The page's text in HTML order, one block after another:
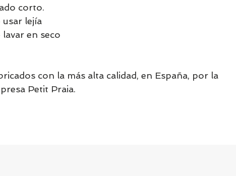
corto.
usar lejía
lavar en seco
con la más alta calidad, en España, por la
Petit Praia.